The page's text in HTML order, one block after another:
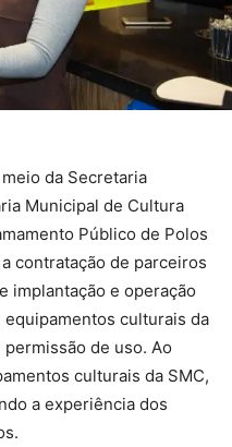
da Secretaria
Municipal de Cultura
Público de Polos
contratação de parceiros
implantação e operação
culturais da
de uso. Ao
culturais da SMC,
a experiência dos